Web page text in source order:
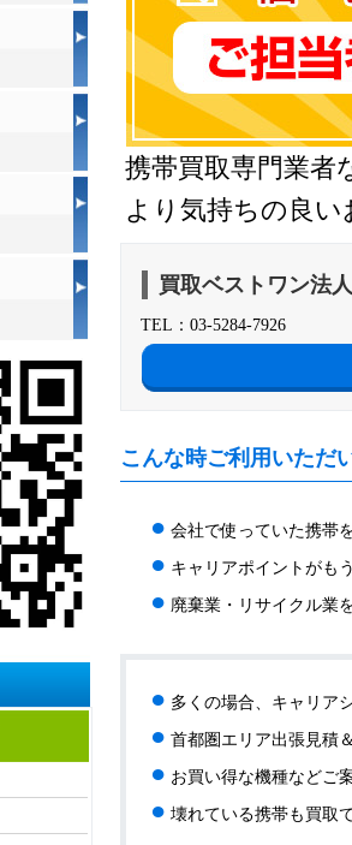
携帯買取専門業者
より気持ちの良
買取ベストワン法
TEL：03-5284-7926
こんな時ご利用いただ
● 会社で使っていた携帯
● キャリアポイントがも
● 廃棄業・リサイクル業
● 多くの場合、キャリア
● 首都圏エリア出張見積
● お買い得な機種などご
● 壊れている携帯も買取